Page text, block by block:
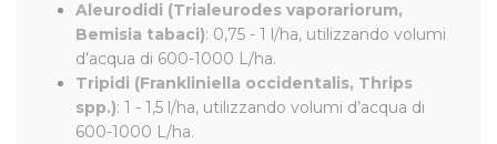
Aleurodidi (Trialeurodes vaporariorum,
Bemisia tabaci): 0,75 - 1 l/ha, utilizzando volumi
d’acqua di 600-1000 L/ha.
Tripidi (Frankliniella occidentalis, Thrips
spp.): 1 - 1,5 l/ha, utilizzando volumi d’acqua di
600-1000 L/ha.